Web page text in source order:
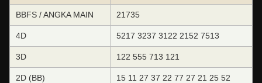
BBFS / ANGKA MAIN 21735
4D 5217 3237 3122 2152 7513
3D 122 555 713 121
2D (BB) 15 11 27 37 22 77 27 21 25 52